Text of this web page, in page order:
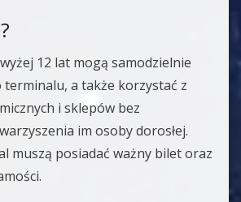
12 lat mogą samodzielnie
terminalu, a także korzystać z
i sklepów bez
im osoby dorosłej.
muszą posiadać ważny bilet oraz